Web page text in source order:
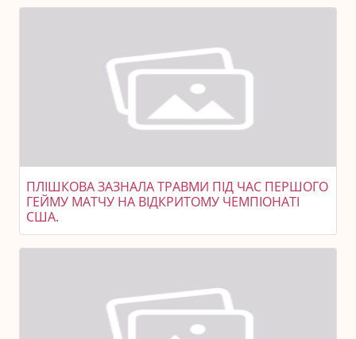
ПЛІШКОВА ЗАЗНАЛА ТРАВМИ ПІД ЧАС ПЕРШОГО
ГЕЙМУ МАТЧУ НА ВІДКРИТОМУ ЧЕМПІОНАТІ
США.